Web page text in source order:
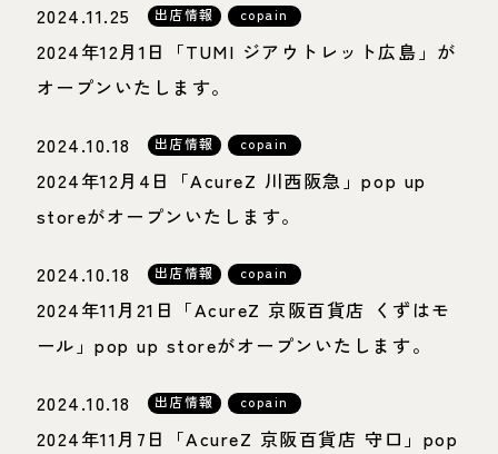
2024.11.25 出店情報 copain
2024年12月1日「TUMI ジアウトレット広島」が
オープンいたします。
2024.10.18 出店情報 copain
2024年12月4日「AcureZ 川西阪急」pop up
storeがオープンいたします。
2024.10.18 出店情報 copain
2024年11月21日「AcureZ 京阪百貨店 くずはモ
ール」pop up storeがオープンいたします。
2024.10.18 出店情報 copain
2024年11月7日「AcureZ 京阪百貨店 守口」pop